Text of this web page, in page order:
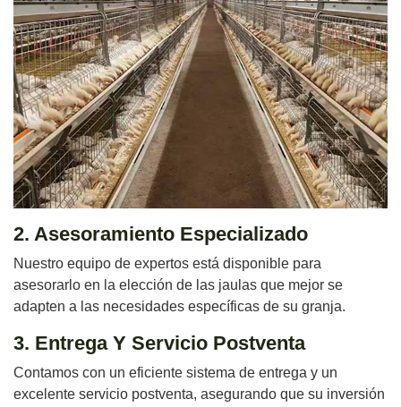
2. Asesoramiento Especializado
Nuestro equipo de expertos está disponible para
asesorarlo en la elección de las jaulas que mejor se
adapten a las necesidades específicas de su granja.
3. Entrega Y Servicio Postventa
Contamos con un eficiente sistema de entrega y un
excelente servicio postventa, asegurando que su inversión